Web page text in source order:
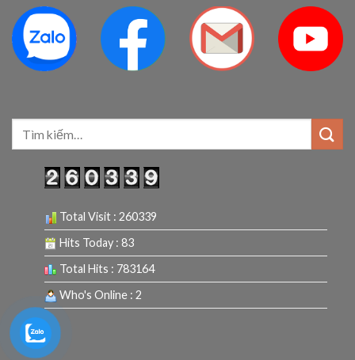
Total Visit : 260339
Hits Today : 83
Total Hits : 783164
Who's Online : 2